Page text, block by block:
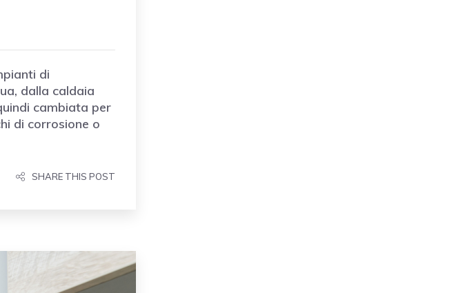
di
dalla caldaia
cambiata per
di corrosione o
SHARE THIS POST